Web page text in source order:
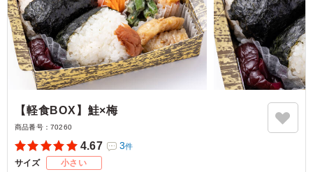
【軽食BOX】鮭×梅
商品番号： 70260
4.67 3件
サイズ 小さい